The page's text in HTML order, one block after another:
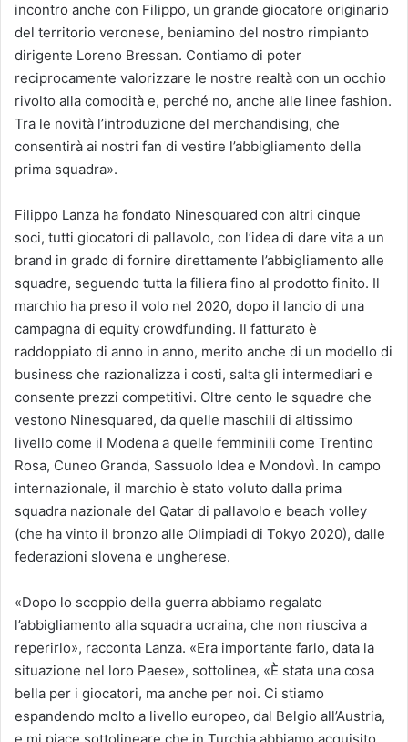
incontro anche con Filippo, un grande giocatore originario
del territorio veronese, beniamino del nostro rimpianto
dirigente Loreno Bressan. Contiamo di poter
reciprocamente valorizzare le nostre realtà con un occhio
rivolto alla comodità e, perché no, anche alle linee fashion.
Tra le novità l’introduzione del merchandising, che
consentirà ai nostri fan di vestire l’abbigliamento della
prima squadra».
Filippo Lanza ha fondato Ninesquared con altri cinque
soci, tutti giocatori di pallavolo, con l’idea di dare vita a un
brand in grado di fornire direttamente l’abbigliamento alle
squadre, seguendo tutta la filiera fino al prodotto finito. Il
marchio ha preso il volo nel 2020, dopo il lancio di una
campagna di equity crowdfunding. Il fatturato è
raddoppiato di anno in anno, merito anche di un modello di
business che razionalizza i costi, salta gli intermediari e
consente prezzi competitivi. Oltre cento le squadre che
vestono Ninesquared, da quelle maschili di altissimo
livello come il Modena a quelle femminili come Trentino
Rosa, Cuneo Granda, Sassuolo Idea e Mondovì. In campo
internazionale, il marchio è stato voluto dalla prima
squadra nazionale del Qatar di pallavolo e beach volley
(che ha vinto il bronzo alle Olimpiadi di Tokyo 2020), dalle
federazioni slovena e ungherese.
«Dopo lo scoppio della guerra abbiamo regalato
l’abbigliamento alla squadra ucraina, che non riusciva a
reperirlo», racconta Lanza. «Era importante farlo, data la
situazione nel loro Paese», sottolinea, «È stata una cosa
bella per i giocatori, ma anche per noi. Ci stiamo
espandendo molto a livello europeo, dal Belgio all’Austria,